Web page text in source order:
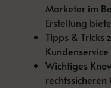
Marketer im
Erstellung
Tipps & Tricks
Wichtiges
rechtssicheren